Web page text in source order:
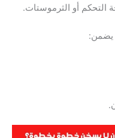
التحكم أو الثرموستات.
يضمن: